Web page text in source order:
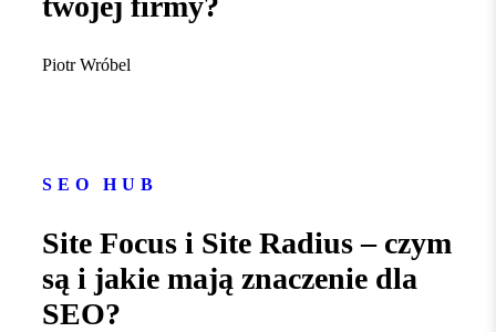
Piotr Wróbel
SEO HUB
Site Focus i Site Radius – czym
są i jakie mają znaczenie dla
SEO?